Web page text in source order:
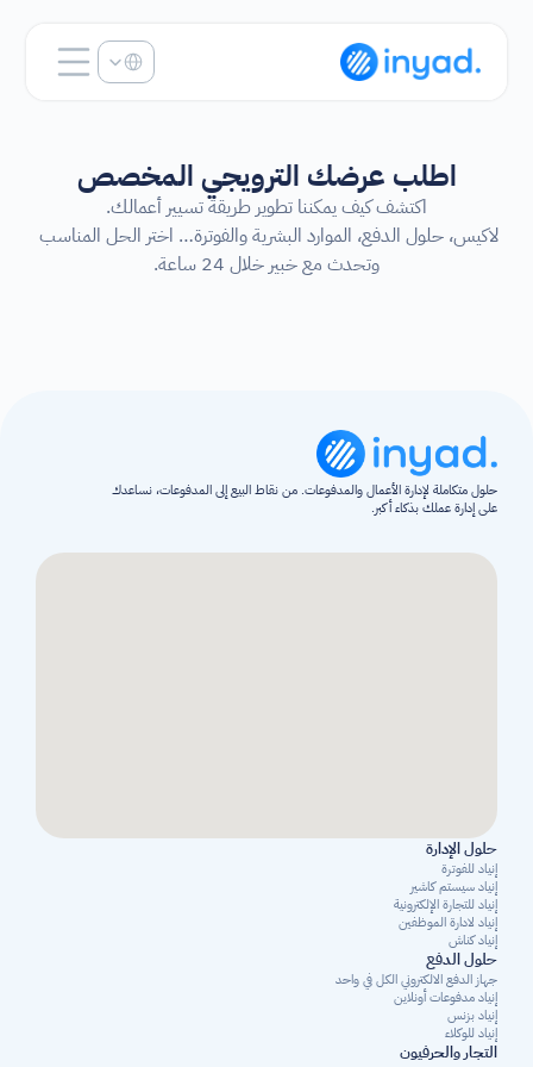
اطلب عرضك الترويجي المخصص
اكتشف كيف يمكننا تطوير طريقة تسيير أعمالك.
وتحدث مع خبير خلال 24 ساعة.
Select Language
على إدارة عملك بذكاء أكبر.
حلول الإدارة
إنياد للفوترة
إنياد سيستم كاشير
إنياد للتجارة الإلكترونية
إنياد لادارة الموظفين
إنياد كناش
حلول الدفع
جهاز الدفع الالكتروني الكل في واحد
إنياد مدفوعات أونلاين
إنياد بزنس
إنياد للوكلاء
التجار والحرفيون